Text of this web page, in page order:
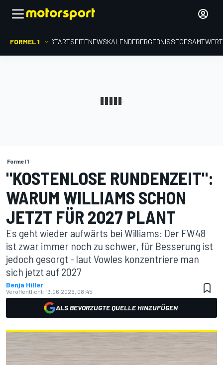
FORMEL 1 STARTSEITENEWSKALENDERERGEBNISSE
Formel 1
"KOSTENLOSE RUNDENZEIT":
WARUM WILLIAMS SCHON
JETZT FÜR 2027 PLANT
Es geht wieder aufwärts bei Williams: Der FW48
ist zwar immer noch zu schwer, für Besserung ist
jedoch gesorgt - laut Vowles konzentriere man
sich jetzt auf 2027
Benja Hiller
Veröffentlicht: 13.06.2026, 08:45
ALS BEVORZUGTE QUELLE HINZUFÜGEN